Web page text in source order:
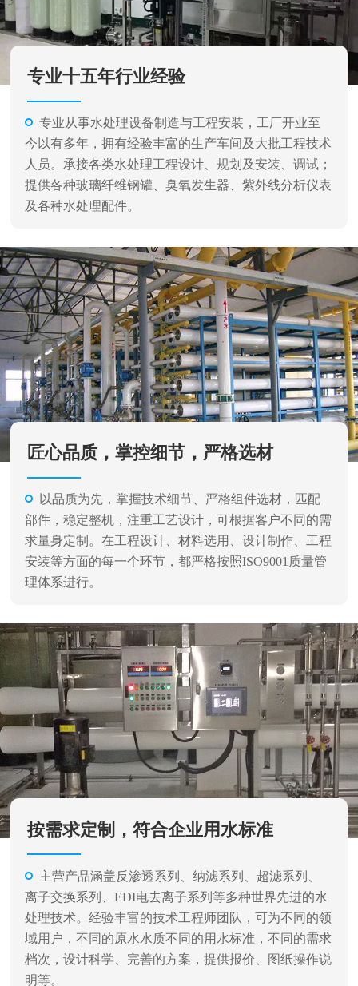
提供各种玻璃纤维钢罐、臭氧发生器、紫外线分析仪表
及各种水处理配件。
匠心品质，掌控细节，严格选材
以品质为先，掌握技术细节、严格组件选材，匹配
部件，稳定整机，注重工艺设计，可根据客户不同的需
求量身定制。在工程设计、材料选用、设计制作、工程
安装等方面的每一个环节，都严格按照ISO9001质量管
理体系进行。
按需求定制，符合企业用水标准
主营产品涵盖反渗透系列、纳滤系列、超滤系列、
离子交换系列、EDI电去离子系列等多种世界先进的水
处理技术。经验丰富的技术工程师团队，可为不同的领
域用户，不同的原水水质不同的用水标准，不同的需求
档次，设计科学、完善的方案，提供报价、图纸操作说